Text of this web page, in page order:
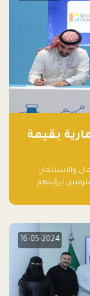
بقيمة
والاستثمار:
لرؤيتهم
16-05-2024